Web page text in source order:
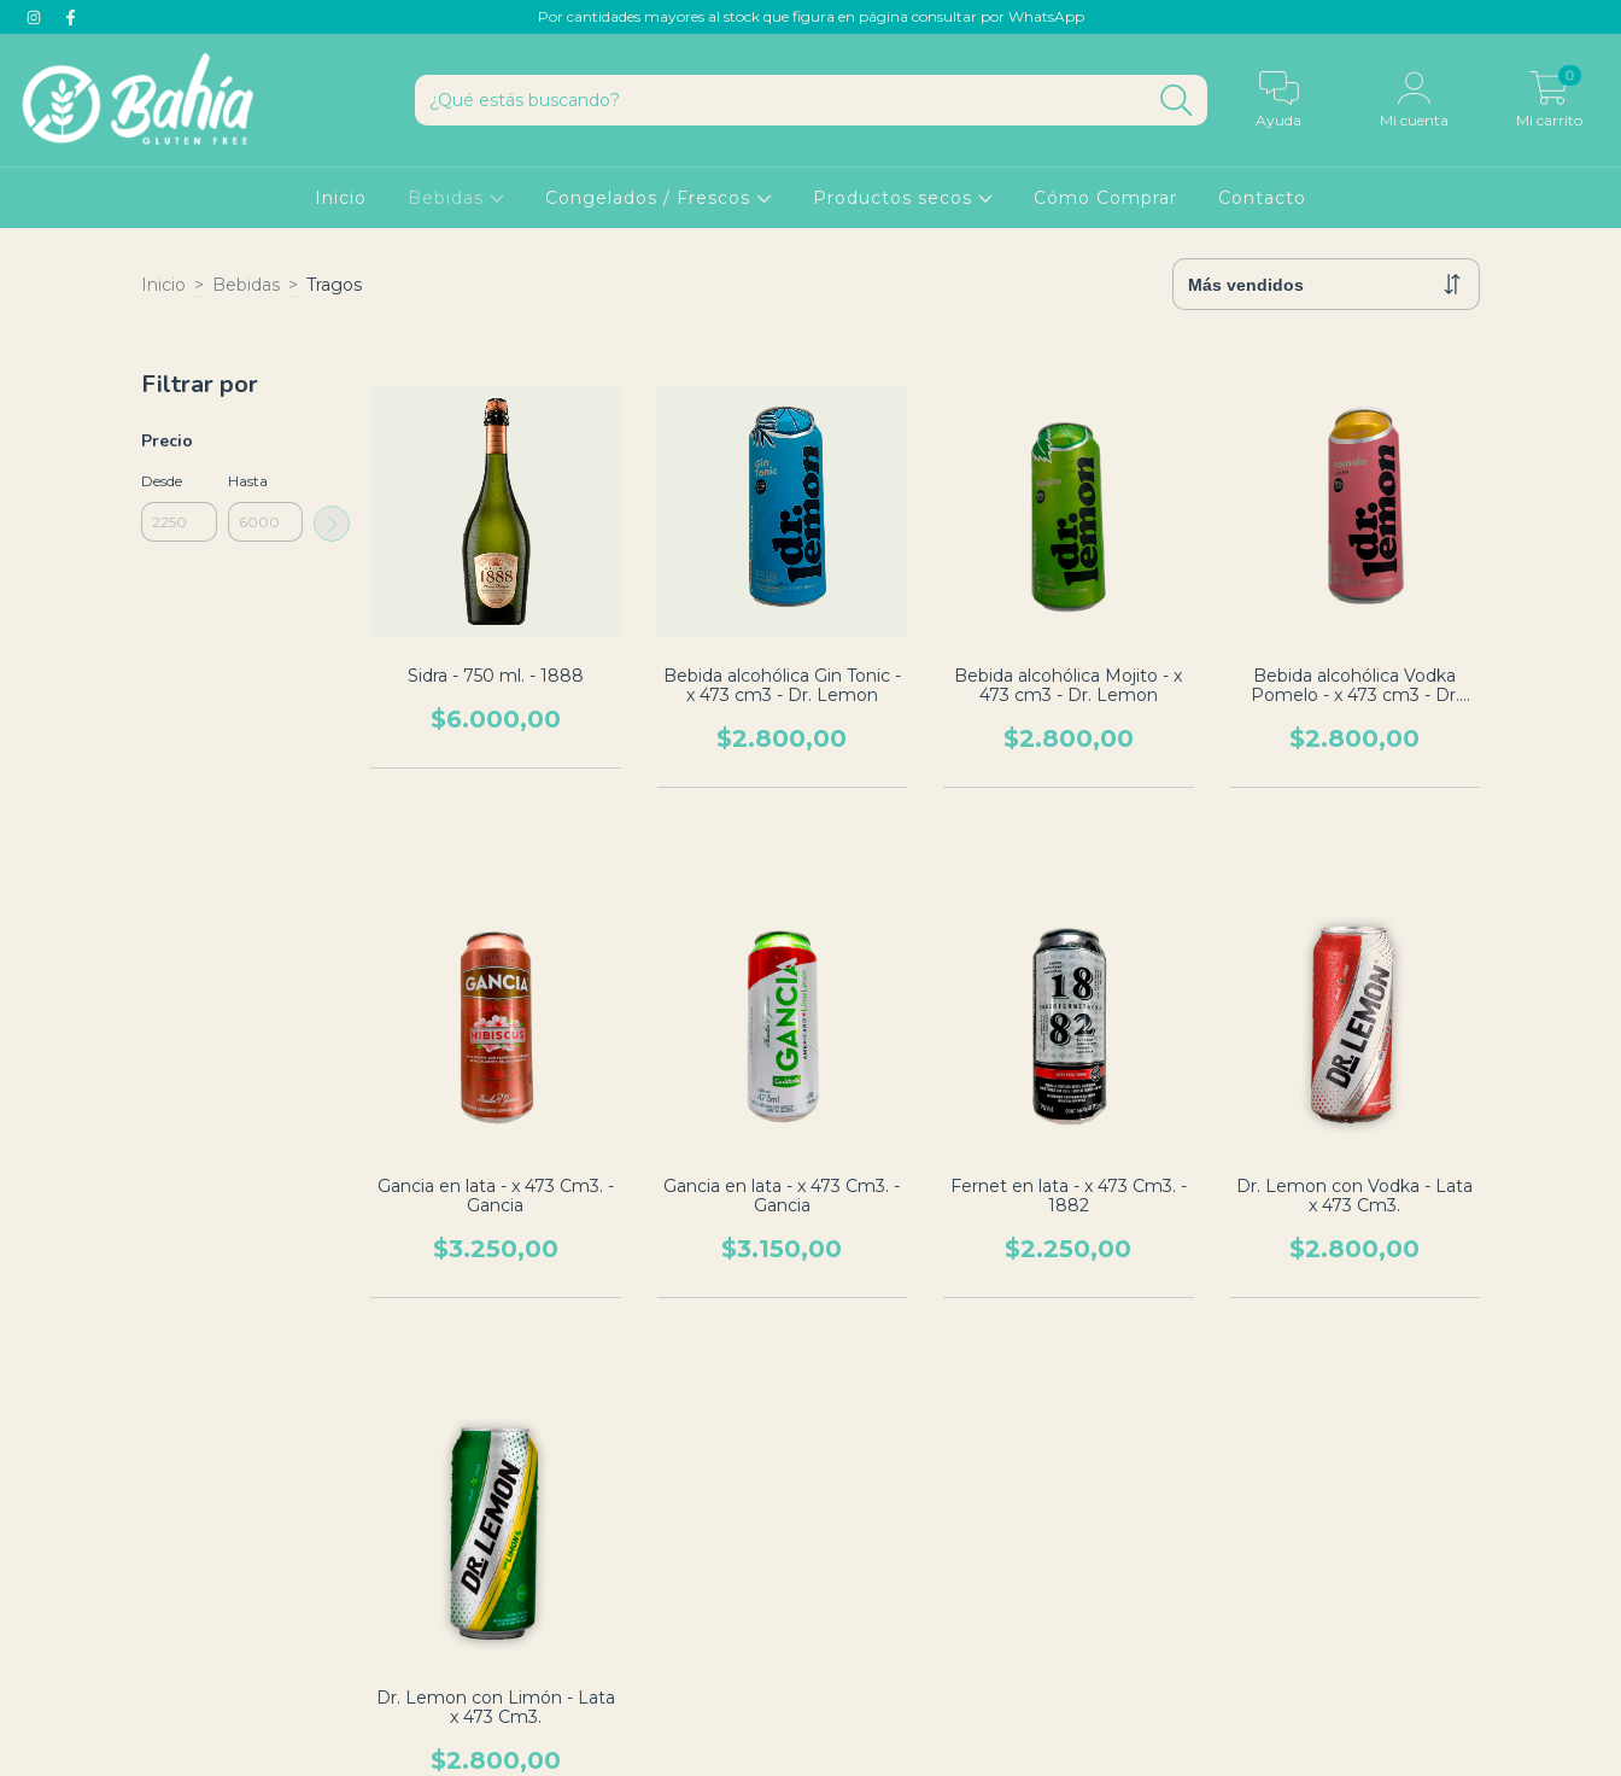
Por cantidades mayores al stock que figura en página consultar por WhatsApp
Ayuda Mi cuenta Mi carrito
0
Inicio Bebidas Congelados / Frescos Productos secos Cómo Comprar Contacto
Inicio > Bebidas > Tragos
Filtrar por
Precio
Desde Hasta
Sidra - 750 ml. - 1888
$6.000,00
Bebida alcohólica Gin Tonic -
x 473 cm3 - Dr. Lemon
$2.800,00
Bebida alcohólica Mojito - x
473 cm3 - Dr. Lemon
$2.800,00
Bebida alcohólica Vodka
Pomelo - x 473 cm3 - Dr.
$2.800,00
Gancia en lata - x 473 Cm3. -
Gancia
$3.250,00
Gancia en lata - x 473 Cm3. -
Gancia
$3.150,00
Fernet en lata - x 473 Cm3. -
1882
$2.250,00
Dr. Lemon con Vodka - Lata
x 473 Cm3.
$2.800,00
Dr. Lemon con Limón - Lata
x 473 Cm3.
$2.800,00